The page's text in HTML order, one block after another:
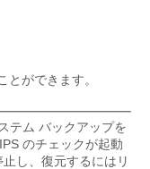
ができます。
テム バックアップを
のチェックが起動
し、復元するにはリ